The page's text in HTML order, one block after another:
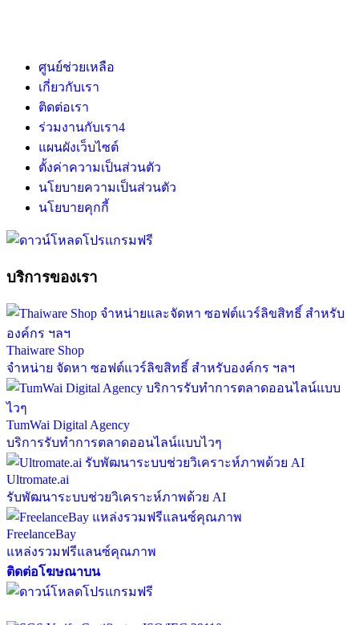
ศูนย์ช่วยเหลือ
เกี่ยวกับเรา
ติดต่อเรา
ร่วมงานกับเรา4
แผนผังเว็บไซต์
ตั้งค่าความเป็นส่วนตัว
นโยบายความเป็นส่วนตัว
นโยบายคุกกี้
บริการของเรา
Thaiware Shop
จำหน่าย จัดหา ซอฟต์แวร์ลิขสิทธิ์ สำหรับองค์กร ฯลฯ
TumWai Digital Agency
บริการรับทำการตลาดออนไลน์แบบไวๆ
Ultromate.ai
รับพัฒนาระบบช่วยวิเคราะห์ภาพด้วย AI
FreelanceBay
แหล่งรวมฟรีแลนซ์คุณภาพ
ติดต่อโฆษณาบน